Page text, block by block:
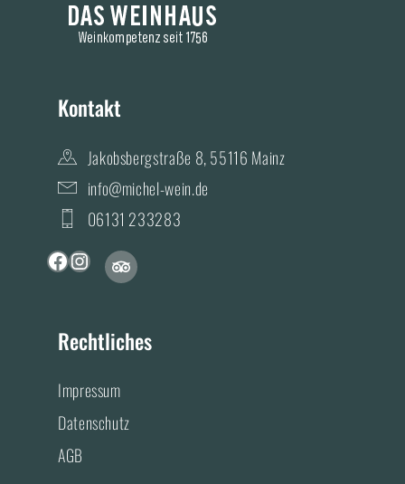
Kontakt
Jakobsbergstraße 8, 55116 Mainz
info@michel-wein.de
06131 233283
F I
t
a
g
r
a
m
A
T
r
d
v
s
o
r
Rechtliches
Impressum
Datenschutz
AGB